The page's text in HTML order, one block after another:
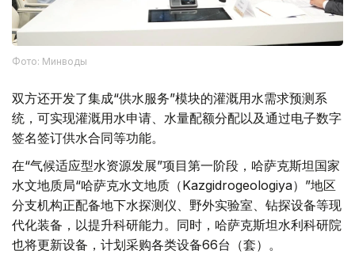
Фото: Минводы
双方还开发了集成“供水服务”模块的灌溉用水需求预测系
统，可实现灌溉用水申请、水量配额分配以及通过电子数字
签名签订供水合同等功能。
在“气候适应型水资源发展”项目第一阶段，哈萨克斯坦国家
水文地质局“哈萨克水文地质（Kazgidrogeologiya）”地区
分支机构正配备地下水探测仪、野外实验室、钻探设备等现
代化装备，以提升科研能力。同时，哈萨克斯坦水利科研院
也将更新设备，计划采购各类设备66台（套）。